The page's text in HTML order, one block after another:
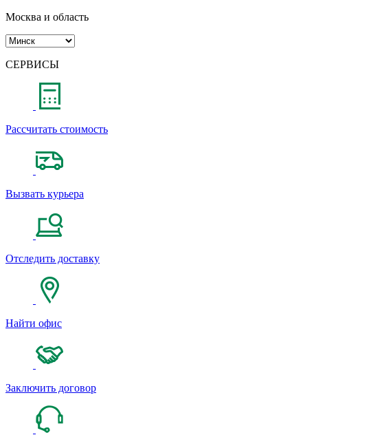
Москва и область
СЕРВИСЫ
Рассчитать стоимость
Вызвать курьера
Отследить доставку
Найти офис
Заключить договор